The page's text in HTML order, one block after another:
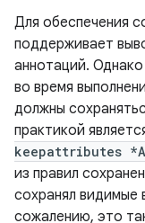
Для обеспечения
поддерживает
аннотаций.
во время
должны
практикой
keepattributes
из правил
сохранял видимые
сожалению, это